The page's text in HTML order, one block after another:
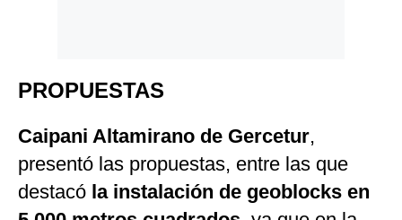
PROPUESTAS
Caipani Altamirano de Gercetur,
presentó las propuestas, entre las que
destacó la instalación de geoblocks en